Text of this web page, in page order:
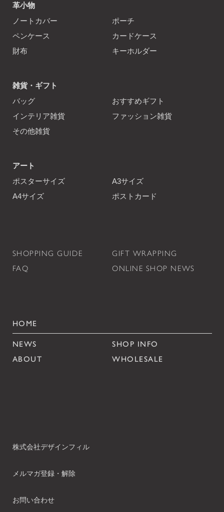
革小物
ノートカバー
ポーチ
ペンケース
カードケース
財布
キーホルダー
雑貨・ギフト
バッグ
おすすめギフト
インテリア雑貨
ファッション雑貨
その他雑貨
アート
ポスターサイズ
A3サイズ
A4サイズ
ポストカード
SHOPPING GUIDE
GIFT WRAPPING
FAQ
ONLINE SHOP NEWS
HOME
NEWS
SHOP INFO
ABOUT
WHOLESALE
株式会社デザインフィル
メルマガ登録・解除
お問い合わせ